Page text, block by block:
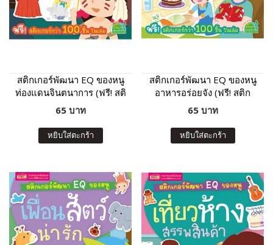
สติกเกอร์พัฒนา EQ ของหนู
ท่องแดนจินตนาการ (ฟรี! สติ
กเกอร์กว่า 100 ชิ้น ในเล่ม)
65 บาท
หยิบใส่ตะกร้า
สติกเกอร์พัฒนา EQ ของหนู
อาหารอร่อยจัง (ฟรี! สติก
เกอร์กว่า 100 ชิ้น ในเล่ม)
65 บาท
หยิบใส่ตะกร้า